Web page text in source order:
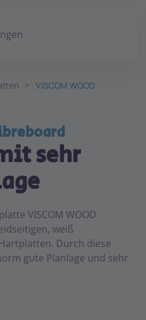
VISCOM WOOD
sehr
VISCOM WOOD
weiß
Durch diese
gute Planlage und sehr